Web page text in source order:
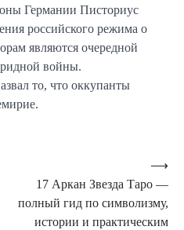
Германии Писториус
российского режима о
являются очередной
войны.
то, что оккупанты
17 Аркан Звезда Таро —
полный гид по символизму,
истории и практическим
⟶